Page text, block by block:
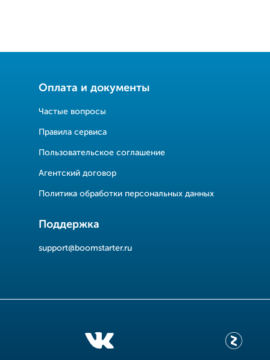
Оплата и документы
Частые вопросы
Правила сервиса
Пользовательское соглашение
Агентский договор
Политика обработки персональных данных
Поддержка
support@boomstarter.ru